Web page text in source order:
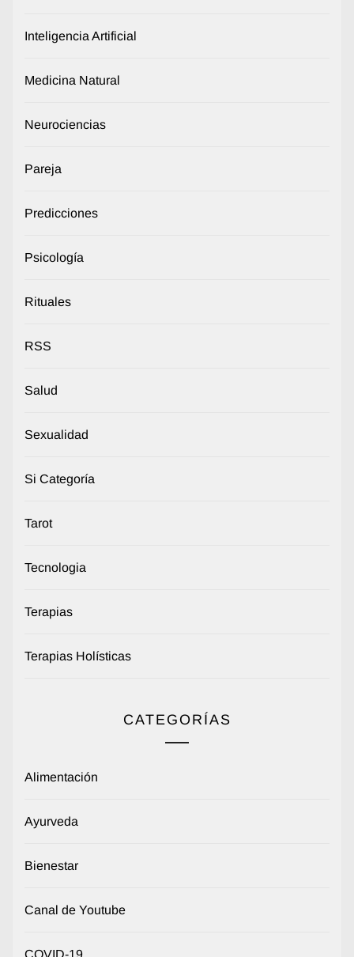
Inteligencia Artificial
Medicina Natural
Neurociencias
Pareja
Predicciones
Psicología
Rituales
RSS
Salud
Sexualidad
Si Categoría
Tarot
Tecnologia
Terapias
Terapias Holísticas
CATEGORÍAS
Alimentación
Ayurveda
Bienestar
Canal de Youtube